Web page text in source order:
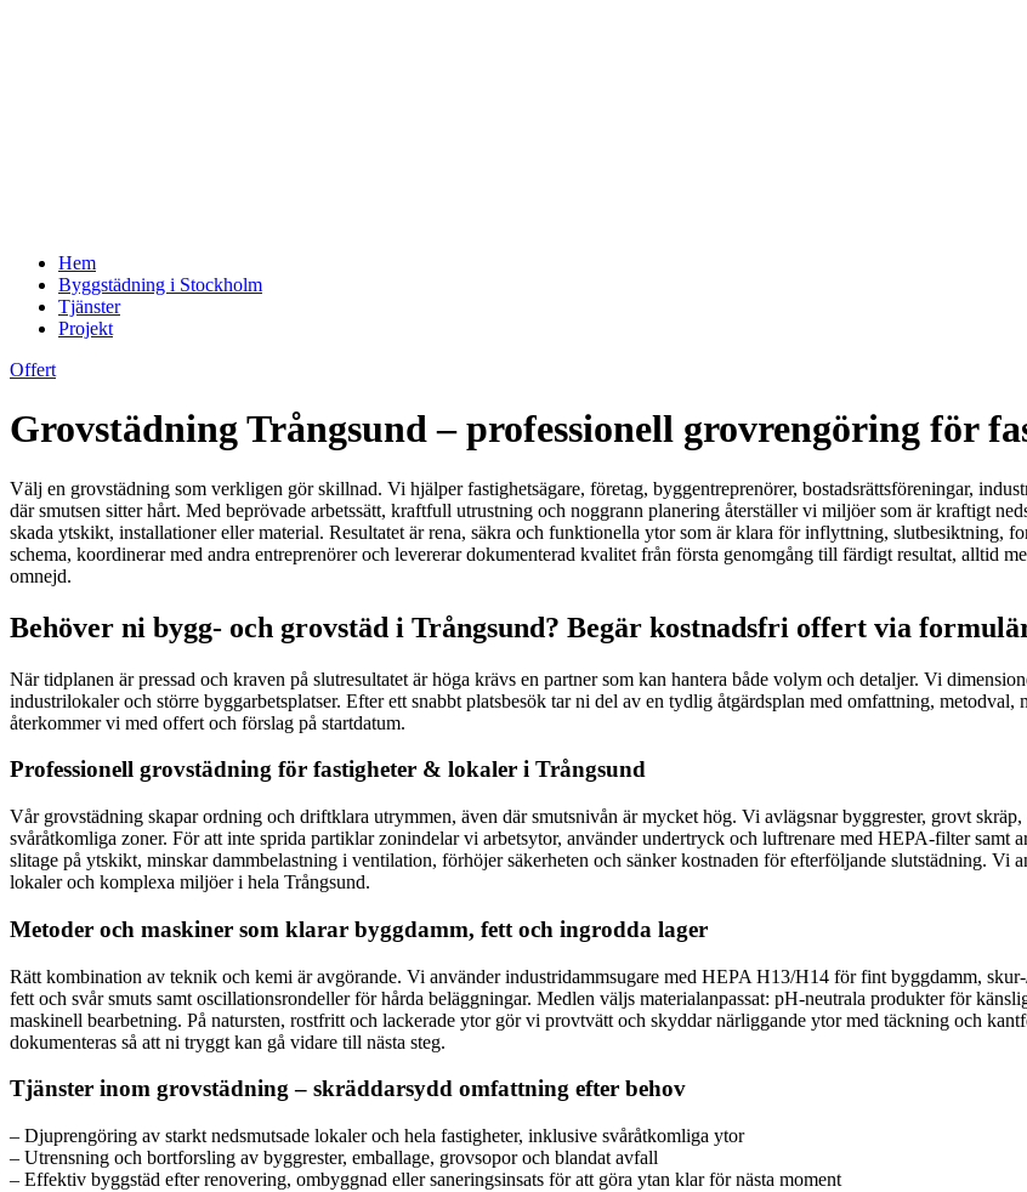
Hem
Byggstädning i Stockholm
Tjänster
Projekt
Offert
Grovstädning Trångsund – professionell grovrengöring för
Välj en grovstädning som verkligen gör skillnad. Vi hjälper fastighetsägare, företag, byggentreprenörer, bostadsrättsföreningar,
där smutsen sitter hårt. Med beprövade arbetssätt, kraftfull utrustning och noggrann planering återställer vi miljöer som är kraftigt
skada ytskikt, installationer eller material. Resultatet är rena, säkra och funktionella ytor som är klara för inflyttning, slutbesiktning,
schema, koordinerar med andra entreprenörer och levererar dokumenterad kvalitet från första genomgång till färdigt resultat, alltid
omnejd.
Behöver ni bygg- och grovstäd i Trångsund? Begär kostnadsfri offert via
När tidplanen är pressad och kraven på slutresultatet är höga krävs en partner som kan hantera både volym och detaljer. Vi
industrilokaler och större byggarbetsplatser. Efter ett snabbt platsbesök tar ni del av en tydlig åtgärdsplan med omfattning,
återkommer vi med offert och förslag på startdatum.
Professionell grovstädning för fastigheter & lokaler i Trångsund
Vår grovstädning skapar ordning och driftklara utrymmen, även där smutsnivån är mycket hög. Vi avlägsnar byggrester, grovt
svåråtkomliga zoner. För att inte sprida partiklar zonindelar vi arbetsytor, använder undertryck och luftrenare med HEPA-filter
slitage på ytskikt, minskar dammbelastning i ventilation, förhöjer säkerheten och sänker kostnaden för efterföljande slutstädning. Vi
lokaler och komplexa miljöer i hela Trångsund.
Metoder och maskiner som klarar byggdamm, fett och ingrodda lager
Rätt kombination av teknik och kemi är avgörande. Vi använder industridammsugare med HEPA H13/H14 för fint byggdamm,
fett och svår smuts samt oscillationsrondeller för hårda beläggningar. Medlen väljs materialanpassat: pH-neutrala produkter för
maskinell bearbetning. På natursten, rostfritt och lackerade ytor gör vi provtvätt och skyddar närliggande ytor med täckning och
dokumenteras så att ni tryggt kan gå vidare till nästa steg.
Tjänster inom grovstädning – skräddarsydd omfattning efter behov
– Djuprengöring av starkt nedsmutsade lokaler och hela fastigheter, inklusive svåråtkomliga ytor
– Utrensning och bortforsling av byggrester, emballage, grovsopor och blandat avfall
– Effektiv byggstäd efter renovering, ombyggnad eller saneringsinsats för att göra ytan klar för nästa moment